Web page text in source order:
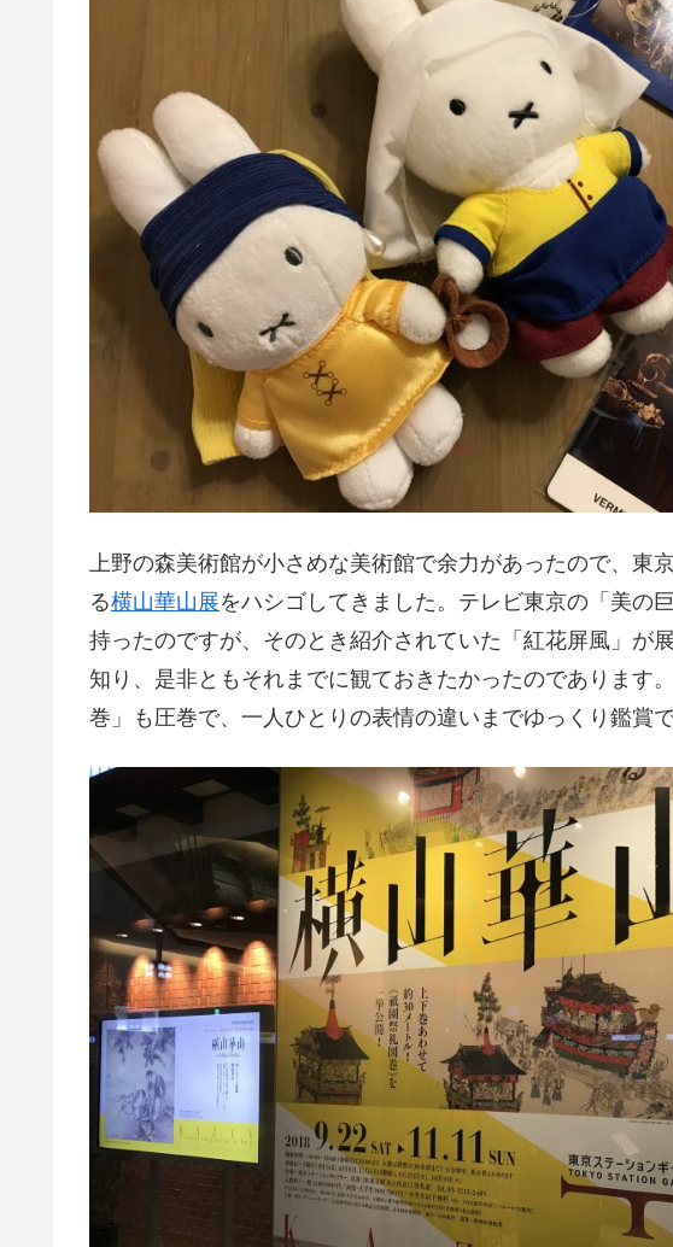
上野の森美術館が小さめな美術館で余力があったので、東
る横山華山展をハシゴしてきました。テレビ東京の「美の
持ったのですが、そのとき紹介されていた「紅花屏風」が
知り、是非ともそれまでに観ておきたかったのであります
巻」も圧巻で、一人ひとりの表情の違いまでゆっくり鑑賞